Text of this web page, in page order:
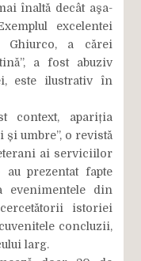
înaltă decât aşa-
excelentei
Ghiurco, a cărei
a fost abuziv
este ilustrativ în
context, apariția
umbre”, o revistă
ai serviciilor
prezentat fapte
evenimentele din
istoriei
concluzii,
larg.